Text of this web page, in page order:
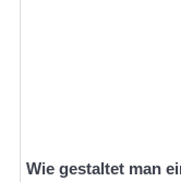
Wie gestaltet man